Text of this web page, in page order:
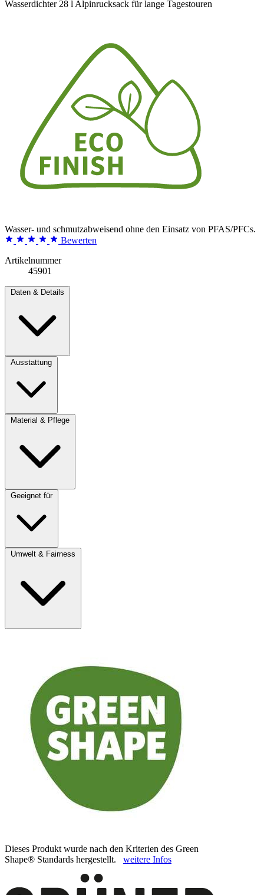
Wasserdichter 28 l Alpinrucksack für lange Tagestouren
Wasser- und schmutzabweisend ohne den Einsatz von PFAS/PFCs.
Bewerten
Artikelnummer
45901
Daten & Details
Ausstattung
Material & Pflege
Geeignet für
Umwelt & Fairness
Dieses Produkt wurde nach den Kriterien des Green
Shape® Standards hergestellt. weitere Infos